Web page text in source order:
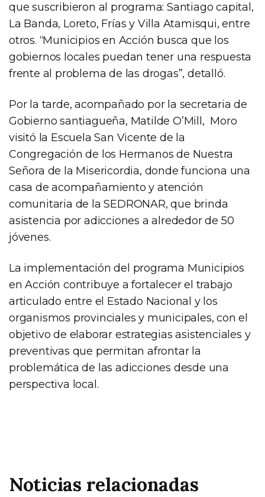
que suscribieron al programa: Santiago capital,
La Banda, Loreto, Frías y Villa Atamisqui, entre
otros. “Municipios en Acción busca que los
gobiernos locales puedan tener una respuesta
frente al problema de las drogas”, detalló.
Por la tarde, acompañado por la secretaria de
Gobierno santiagueña, Matilde O’Mill, Moro
visitó la Escuela San Vicente de la
Congregación de los Hermanos de Nuestra
Señora de la Misericordia, donde funciona una
casa de acompañamiento y atención
comunitaria de la SEDRONAR, que brinda
asistencia por adicciones a alrededor de 50
jóvenes.
La implementación del programa Municipios
en Acción contribuye a fortalecer el trabajo
articulado entre el Estado Nacional y los
organismos provinciales y municipales, con el
objetivo de elaborar estrategias asistenciales y
preventivas que permitan afrontar la
problemática de las adicciones desde una
perspectiva local.
Noticias relacionadas